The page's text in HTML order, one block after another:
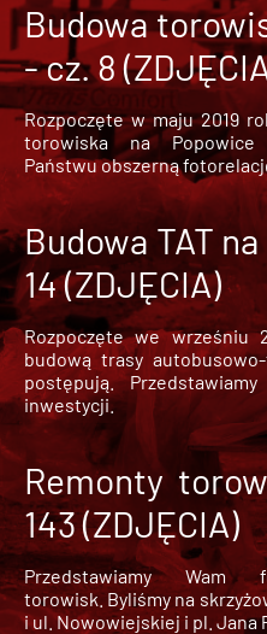
Budowa
- cz. 8
Rozpoczęte w maju 2019
torowiska na Popowice
Państwu obszerną
Budowa TAT
14 (ZDJĘCIA)
Rozpoczęte we wrześniu
budową trasy
postępują.
inwestycji.
Remonty
143 (ZDJĘCIA)
Przedstawiamy Wam
torowisk. Byliśmy na
i ul. Nowowiejskiej i pl. Jana